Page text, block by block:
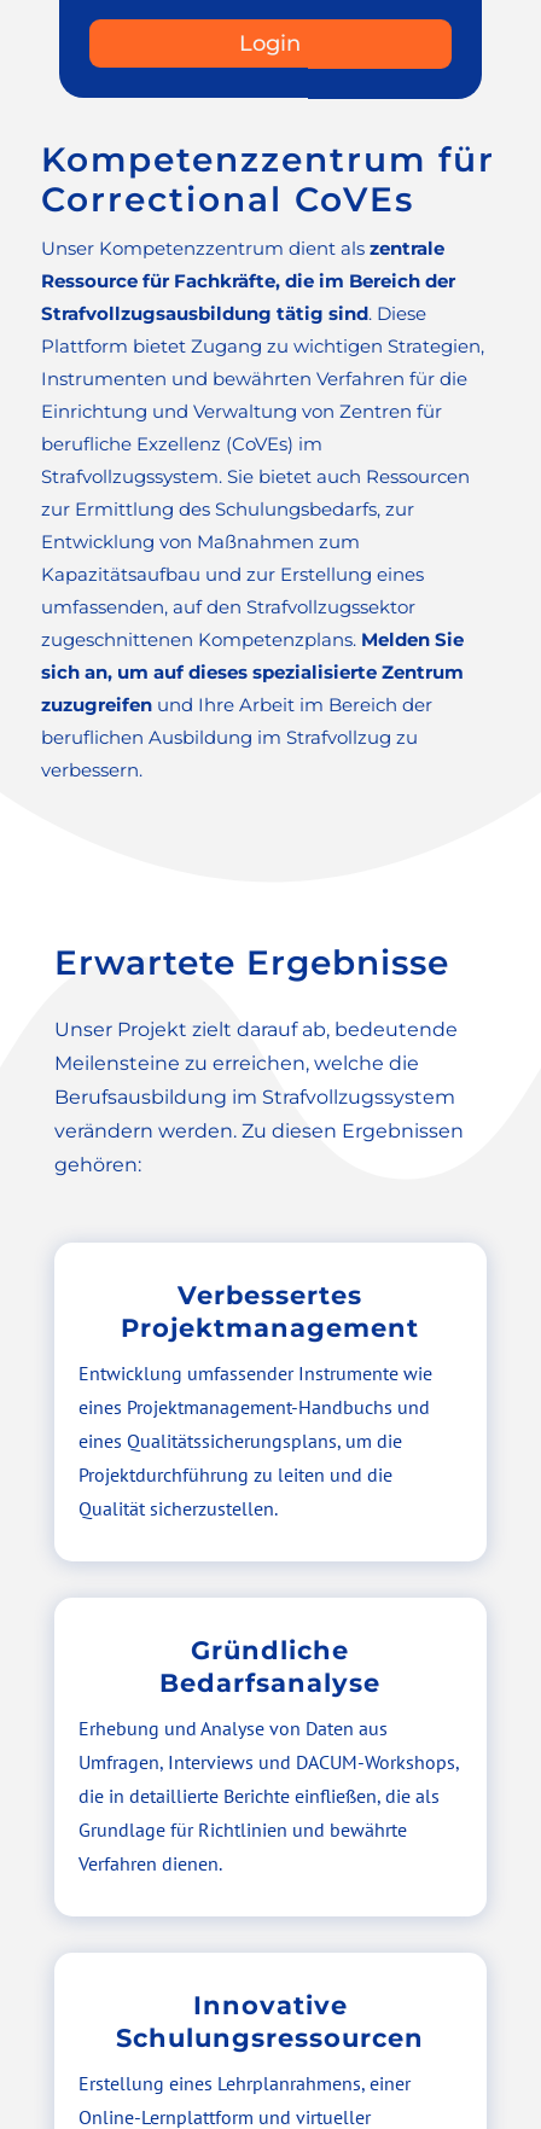
Login
Kompetenzzentrum für
Correctional CoVEs
Unser Kompetenzzentrum dient als zentrale
Ressource für Fachkräfte, die im Bereich der
Strafvollzugsausbildung tätig sind. Diese
Plattform bietet Zugang zu wichtigen Strategien,
Instrumenten und bewährten Verfahren für die
Einrichtung und Verwaltung von Zentren für
berufliche Exzellenz (CoVEs) im
Strafvollzugssystem. Sie bietet auch Ressourcen
zur Ermittlung des Schulungsbedarfs, zur
Entwicklung von Maßnahmen zum
Kapazitätsaufbau und zur Erstellung eines
umfassenden, auf den Strafvollzugssektor
zugeschnittenen Kompetenzplans. Melden Sie
sich an, um auf dieses spezialisierte Zentrum
zuzugreifenund Ihre Arbeit im Bereich der
beruflichen Ausbildung im Strafvollzug zu
verbessern.
Erwartete Ergebnisse
Unser Projekt zielt darauf ab, bedeutende
Meilensteine zu erreichen, welche die
Berufsausbildung im Strafvollzugssystem
verändern werden. Zu diesen Ergebnissen
gehören:
Verbessertes
Projektmanagement
Entwicklung umfassender Instrumente wie
eines Projektmanagement-Handbuchs und
eines Qualitätssicherungsplans, um die
Projektdurchführung zu leiten und die
Qualität sicherzustellen.
Gründliche
Bedarfsanalyse
Erhebung und Analyse von Daten aus
Umfragen, Interviews und DACUM-Workshops,
die in detaillierte Berichte einfließen, die als
Grundlage für Richtlinien und bewährte
Verfahren dienen.
Innovative
Schulungsressourcen
Erstellung eines Lehrplanrahmens, einer
Online-Lernplattform und virtueller